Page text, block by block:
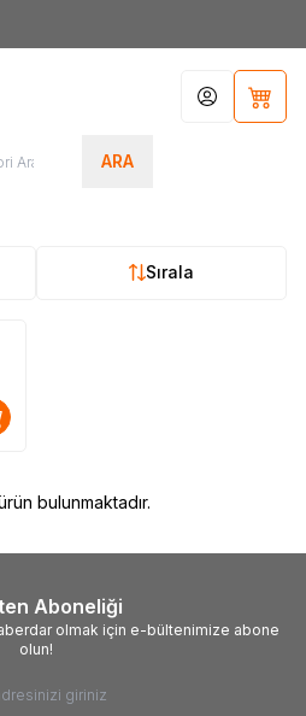
ARA
Hesabım
Sırala
bulunmaktadır.
Aboneliği
olmak için e-bültenimize abone
olun!